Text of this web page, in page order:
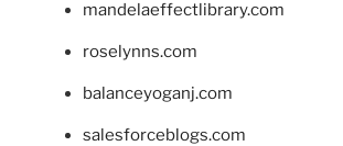
mandelaeffectlibrary.com
roselynns.com
balanceyoganj.com
salesforceblogs.com